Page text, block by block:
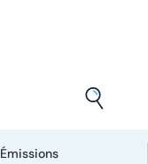
Émissions